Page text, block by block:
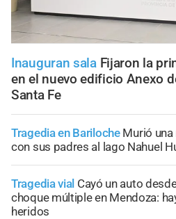
Inauguran sala Fijaron la
en el nuevo edificio Anexo
Santa Fe
Tragedia en Bariloche Murió
con sus padres al lago Nahuel
Tragedia vial Cayó un auto
choque múltiple en Mendoza:
heridos